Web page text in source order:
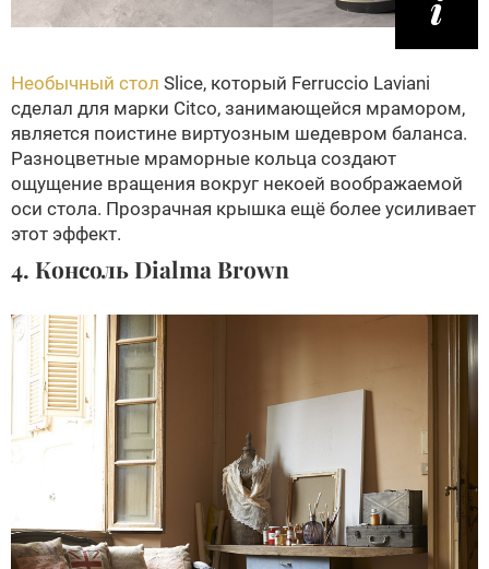
Необычный стол Slice, который Ferruccio Laviani
сделал для марки Citco, занимающейся мрамором,
является поистине виртуозным шедевром баланса.
Разноцветные мраморные кольца создают
ощущение вращения вокруг некоей воображаемой
оси стола. Прозрачная крышка ещё более усиливает
этот эффект.
4. Консоль Dialma Brown